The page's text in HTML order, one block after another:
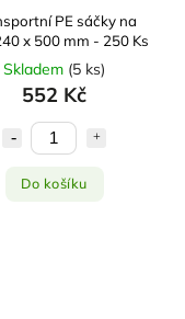
PE sáčky na
x 500 mm - 250 Ks
Skladem (5 ks)
552 Kč
Do košíku